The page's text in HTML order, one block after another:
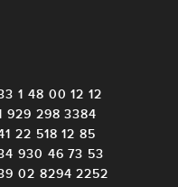
1 48 00 12 12
929 298 3384
22 518 12 85
930 46 73 53
02 8294 2252